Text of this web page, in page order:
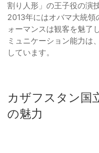
割り人形」の王子役の演
2013年にはオバマ大統領
ォーマンスは観客を魅了
ミュニケーション能力は
しています。
カザフスタン国
の魅力